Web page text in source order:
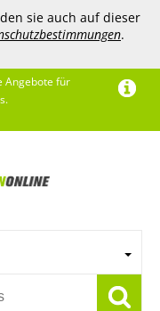
sie auch auf dieser
.
Angebote für